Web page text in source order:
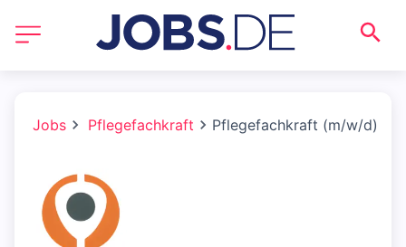
Jobs Pflegefachkraft Pflegefachkraft (m/w/d)